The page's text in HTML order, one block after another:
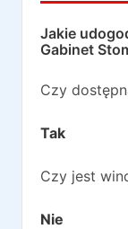
Jakie
Gabinet
Czy
Tak
Czy jest
Nie